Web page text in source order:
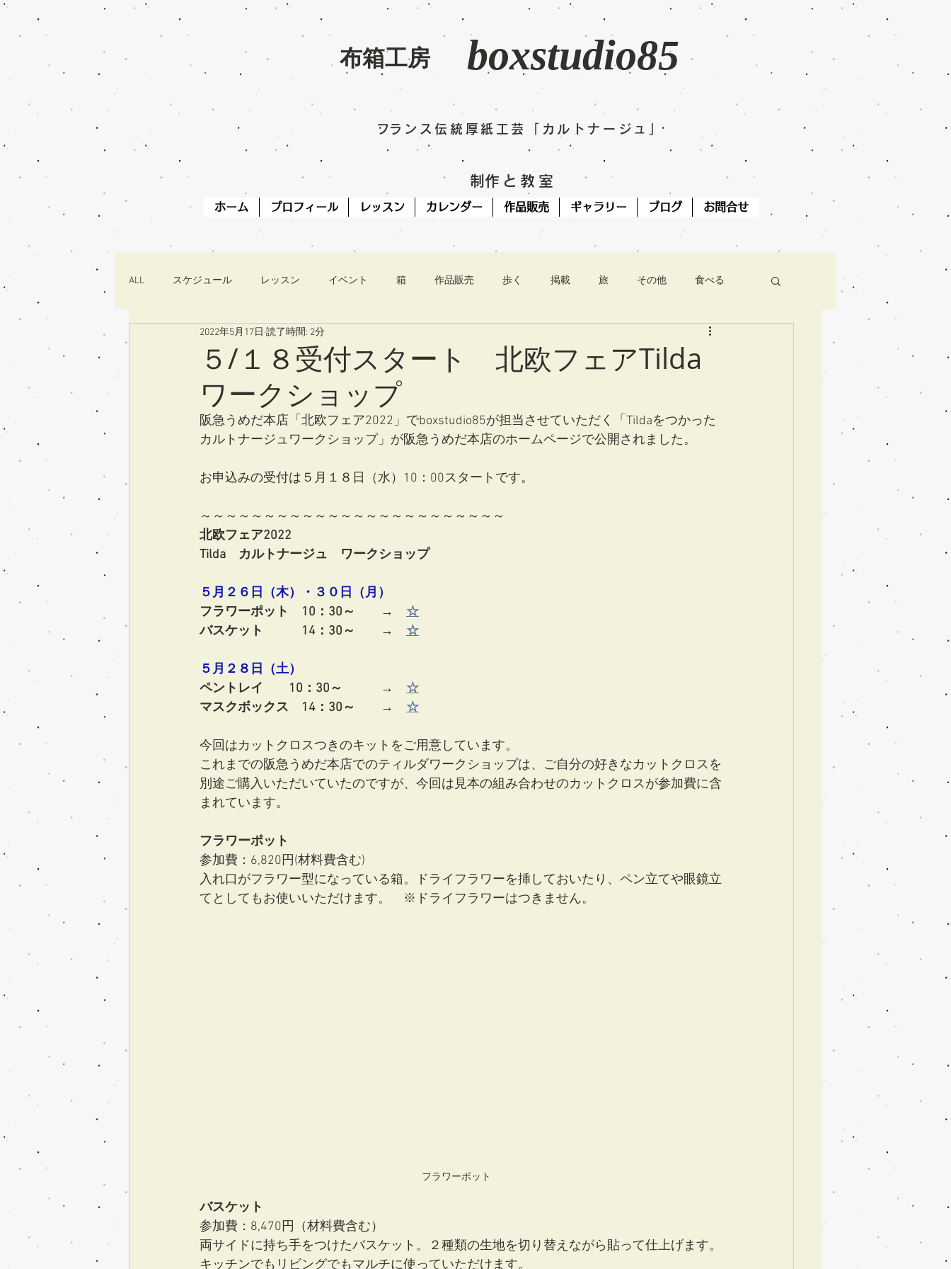
​布箱工房 boxstudio85
​フランス伝統厚紙工芸「カルトナージュ」
​制作と教室
ホーム プロフィール レッスン カレンダー 作品販売 ギャラリー ブログ お問合せ
ALL スケジュール レッスン イベント 箱 作品販売 歩く 掲載 旅 その他 食べる
５/１８受付スタート 北欧フェアTilda
ワークショップ
2022年5月17日 読了時間: 2分
阪急うめだ本店「北欧フェア2022」でboxstudio85が担当させていただく「Tildaをつかった
カルトナージュワークショップ」が阪急うめだ本店のホームページで公開されました。
お申込みの受付は５月１８日（水）10：00スタートです。
～～～～～～～～～～～～～～～～～～～～～～～～
北欧フェア2022
Tilda　カルトナージュ　ワークショップ
５月２６日（木）・３０日（月）
フラワーポット　10：30～　　→ ☆
バスケット　　　14：30～　　→ ☆
５月２８日（土）
ペントレイ　　10：30～　　　→ ☆
マスクボックス　14：30～　　→ ☆
今回はカットクロスつきのキットをご用意しています。
これまでの阪急うめだ本店でのティルダワークショップは、ご自分の好きなカットクロスを
別途ご購入いただいていたのですが、今回は見本の組み合わせのカットクロスが参加費に含
まれています。
フラワーポット
参加費：6,820円(材料費含む)
入れ口がフラワー型になっている箱。ドライフラワーを挿しておいたり、ペン立てや眼鏡立
てとしてもお使いいただけます。　※ドライフラワーはつきません。
フラワーポット
バスケット
参加費：8,470円（材料費含む）
両サイドに持ち手をつけたバスケット。２種類の生地を切り替えながら貼って仕上げます。
キッチンでもリビングでもマルチに使っていただけます。